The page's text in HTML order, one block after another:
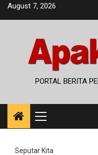
SkipAugust 7, 2026
PORTAL BERITA
Primary
Menu
Seputar Kita